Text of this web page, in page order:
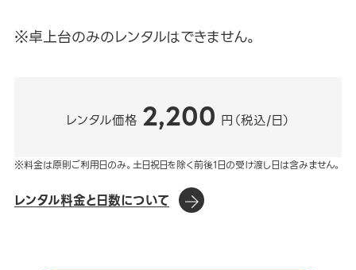
※卓上台のみのレンタルはできません。
レンタル価格 2,200 円（税込/日）
※料金は原則ご利用日のみ。土日祝日を除く前後1日の受け渡し日は含みません。
レンタル料金と日数について